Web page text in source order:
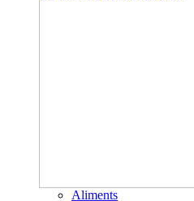
Aliments